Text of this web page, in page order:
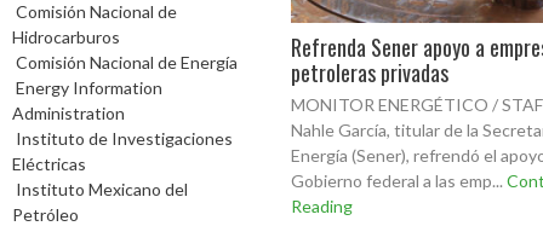
Refrenda Sener apoyo a
petroleras privadas
MONITOR ENERGÉTICO /
Nahle García, titular de la
Energía (Sener), refrendó el
Gobierno federal a las emp...
Reading
Comisión Nacional de
Hidrocarburos
Comisión Nacional de Energía
Energy Information
Administration
Instituto de Investigaciones
Eléctricas
Instituto Mexicano del
Petróleo